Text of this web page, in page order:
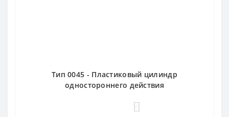
Тип 0045 - Пластиковый цилиндр
одностороннего действия